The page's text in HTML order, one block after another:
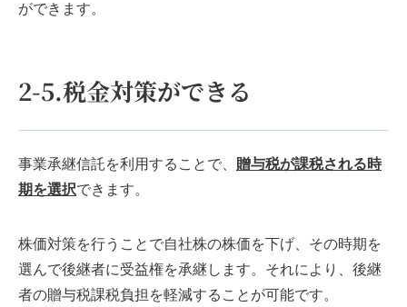
ができます。
2-5.税金対策ができる
事業承継信託を利用することで、 贈与税が課税される時
期を選択できます。
株価対策を行うことで自社株の株価を下げ、その時期を
選んで後継者に受益権を承継します。それにより、後継
者の贈与税課税負担を軽減することが可能です。